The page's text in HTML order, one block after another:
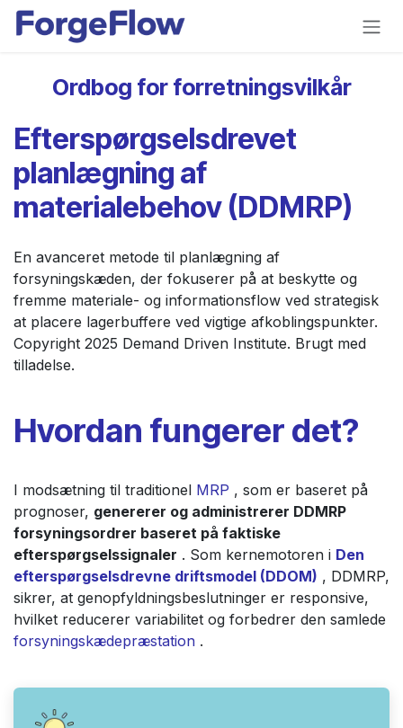
Gå til indhold
Ordbog for forretningsvilkår
Efterspørgselsdrevet
planlægning af
materialebehov (DDMRP)
En avanceret metode til planlægning af
forsyningskæden, der fokuserer på at beskytte og
fremme materiale- og informationsflow ved strategisk
at placere lagerbuffere ved vigtige afkoblingspunkter.
Copyright 2025 Demand Driven Institute. Brugt med
tilladelse.
Hvordan fungerer det?
I modsætning til traditionel MRP , som er baseret på
prognoser, genererer og administrerer DDMRP
forsyningsordrer baseret på faktiske
efterspørgselssignaler . Som kernemotoren i Den
efterspørgselsdrevne driftsmodel (DDOM) , DDMRP,
sikrer, at genopfyldningsbeslutninger er responsive,
hvilket reducerer variabilitet og forbedrer den samlede
forsyningskædepræstation .